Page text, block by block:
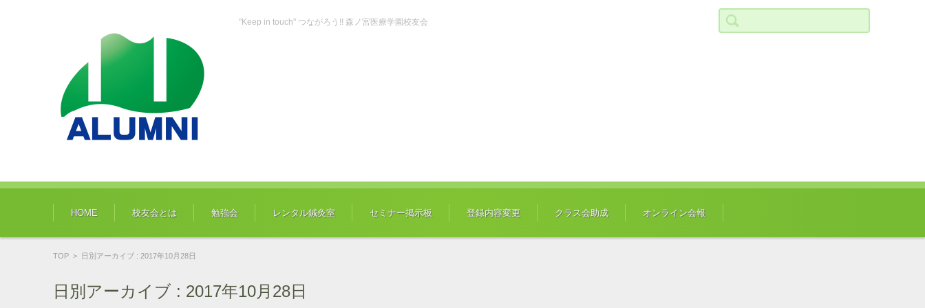
"Keep in touch" つながろう!! 森ノ宮医療学園校友会
検索:
コンテンツに移動
HOME 校友会とは 勉強会 レンタル鍼灸室 セミナー掲示板 登録内容変更 クラス会助成 オンライン会報
TOP > 日別アーカイブ : 2017年10月28日
日別アーカイブ : 2017年10月28日